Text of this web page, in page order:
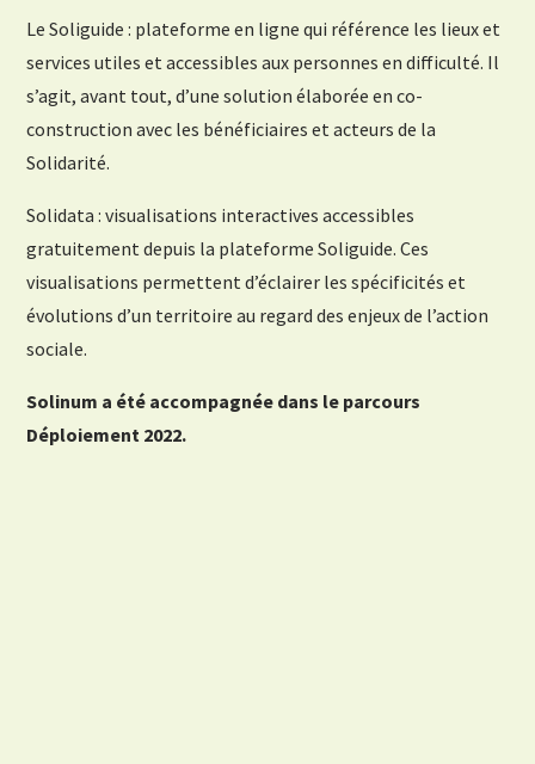
Le Soliguide : plateforme en ligne qui référence les lieux et
services utiles et accessibles aux personnes en difficulté. Il
s’agit, avant tout, d’une solution élaborée en co-
construction avec les bénéficiaires et acteurs de la
Solidarité.
Solidata : visualisations interactives accessibles
gratuitement depuis la plateforme Soliguide. Ces
visualisations permettent d’éclairer les spécificités et
évolutions d’un territoire au regard des enjeux de l’action
sociale.
Solinum a été accompagnée dans le parcours
Déploiement 2022.